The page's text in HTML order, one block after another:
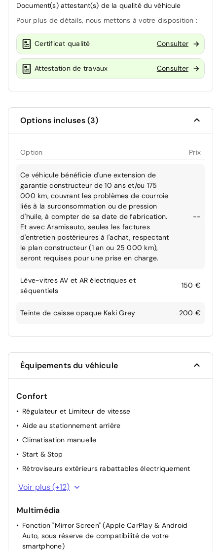
Document(s) attestant(s) de la qualité du véhicule
Pour plus de détails, nous mettons à votre disposition :
Certificat qualité Consulter
Attestation de travaux Consulter
Options incluses (3)
Option Prix
Ce véhicule bénéficie d'une extension de
garantie constructeur de 10 ans et/ou 175
000 km, couvrant les problèmes de courroie
liés à la surconsommation ou de pression
d'huile, à compter de sa date de fabrication.
Et avec Aramisauto, seules les factures
d'entretien postérieures à l'achat, respectant
le plan constructeur (1 an ou 25 000 km),
seront requises pour une prise en charge.
--
Lève-vitres AV et AR électriques et
séquentiels
150 €
Teinte de caisse opaque Kaki Grey 200 €
Équipements du véhicule
Confort
Régulateur et Limiteur de vitesse
Aide au stationnement arrière
Climatisation manuelle
Start & Stop
Rétroviseurs extérieurs rabattables électriquement
Appui-tête AR réglable
Boîte à gants éclairée
Siège conducteur avec réglage manuel en hauteur
Dossier du siège conducteur inclinable
Voir plus (+12)
Multimédia
Fonction "Mirror Screen" (Apple CarPlay & Android
Auto, sous réserve de compatibilité de votre
smartphone)